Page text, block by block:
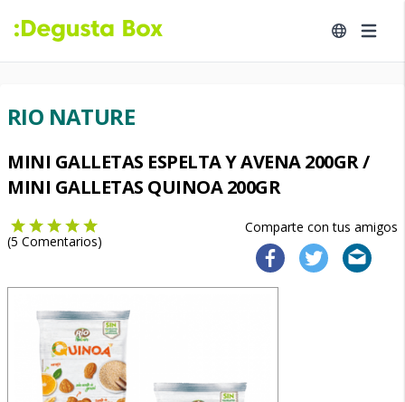
RIO NATURE
MINI GALLETAS ESPELTA Y AVENA 200GR /
MINI GALLETAS QUINOA 200GR
Comparte con tus amigos
(5 Comentarios)